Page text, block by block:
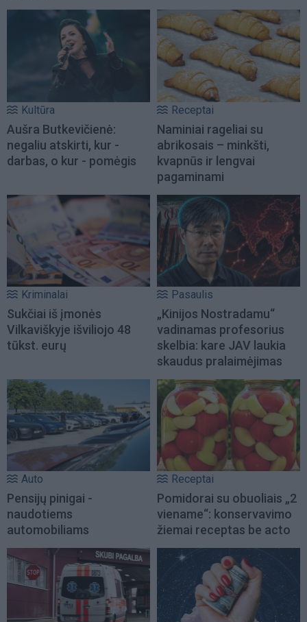
Kultūra
Aušra Butkevičienė:
negaliu atskirti, kur -
darbas, o kur - pomėgis
Receptai
Naminiai rageliai su
abrikosais – minkšti,
kvapnūs ir lengvai
pagaminami
Kriminalai
Sukčiai iš įmonės
Vilkaviškyje išviliojo 48
tūkst. eurų
Pasaulis
„Kinijos Nostradamu“
vadinamas profesorius
skelbia: kare JAV laukia
skaudus pralaimėjimas
Auto
Pensijų pinigai -
naudotiems
automobiliams
Receptai
Pomidorai su obuoliais „2
viename“: konservavimo
žiemai receptas be acto